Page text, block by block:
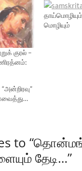
குரல் –
மொழியும்
to
தேடி…”